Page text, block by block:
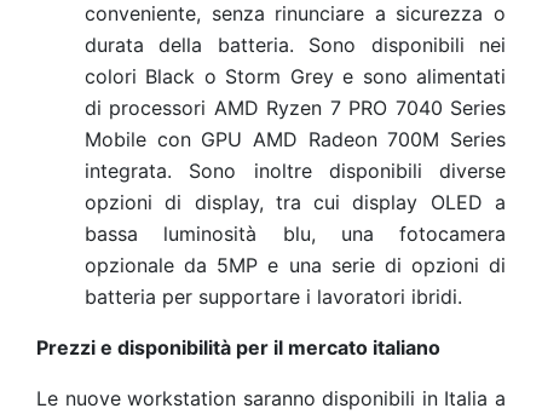
conveniente, senza rinunciare a sicurezza o
durata della batteria. Sono disponibili nei
colori Black o Storm Grey e sono alimentati
di processori AMD Ryzen 7 PRO 7040 Series
Mobile con GPU AMD Radeon 700M Series
integrata. Sono inoltre disponibili diverse
opzioni di display, tra cui display OLED a
bassa luminosità blu, una fotocamera
opzionale da 5MP e una serie di opzioni di
batteria per supportare i lavoratori ibridi.
Prezzi e disponibilità per il mercato italiano
Le nuove workstation saranno disponibili in Italia a